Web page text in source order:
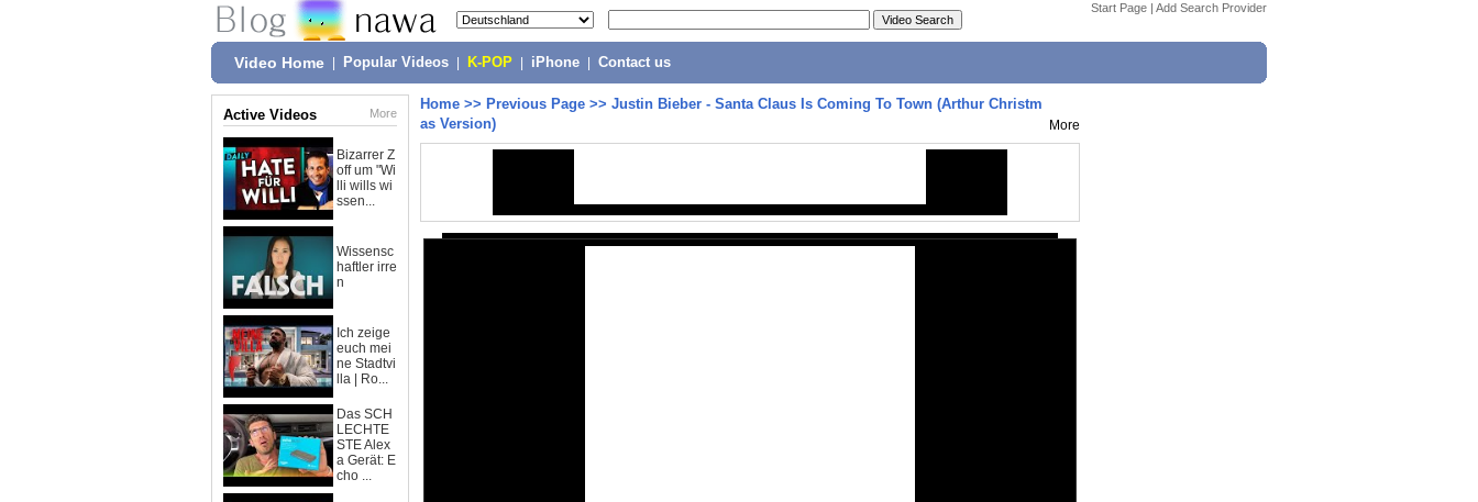
Start Page | Add Search Provider
Video Home Popular Videos K-POP iPhone Contact us
Active Videos More
Bizarrer Z
off um "Wi
lli wills wi
ssen...
Wissensc
haftler irre
n
Ich zeige
euch mei
ne Stadtvi
lla | Ro...
Das SCH
LECHTE
STE Alex
a Gerät: E
cho ...
Home >> Previous Page >> Justin Bieber - Santa Claus Is Coming To Town (Arthur Christm
as Version)
More